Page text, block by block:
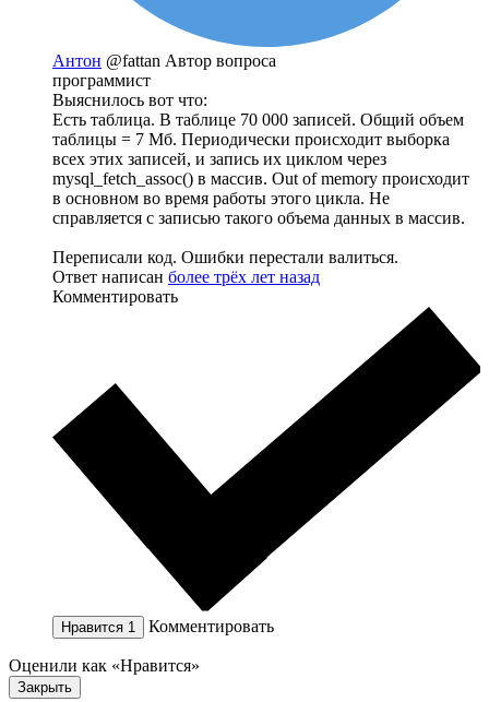
Антон @fattan Автор вопроса
программист
Выяснилось вот что:
Есть таблица. В таблице 70 000 записей. Общий объем
таблицы = 7 Мб. Периодически происходит выборка
всех этих записей, и запись их циклом через
mysql_fetch_assoc() в массив. Out of memory происходит
в основном во время работы этого цикла. Не
справляется с записью такого объема данных в массив.
Переписали код. Ошибки перестали валиться.
Ответ написан более трёх лет назад
Комментировать
Нравится 1 Комментировать
Оценили как «Нравится»
Закрыть